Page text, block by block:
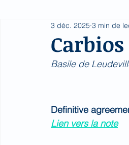
3 déc. 2025 3 min de
Basile de
Definitive
Lien vers la note